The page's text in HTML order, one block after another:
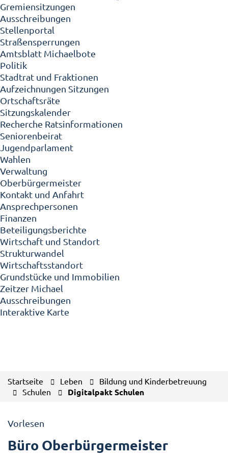
Gremiensitzungen
Ausschreibungen
Stellenportal
Straßensperrungen
Amtsblatt Michaelbote
Politik
Stadtrat und Fraktionen
Aufzeichnungen Sitzungen
Ortschaftsräte
Sitzungskalender
Recherche Ratsinformationen
Seniorenbeirat
Jugendparlament
Wahlen
Verwaltung
Oberbürgermeister
Kontakt und Anfahrt
Ansprechpersonen
Finanzen
Beteiligungsberichte
Wirtschaft und Standort
Strukturwandel
Wirtschaftsstandort
Grundstücke und Immobilien
Zeitzer Michael
Ausschreibungen
Interaktive Karte
Startseite Leben
Bildung und Kinderbetreuung
Schulen
Digitalpakt Schulen
Vorlesen
Büro Oberbürgermeister